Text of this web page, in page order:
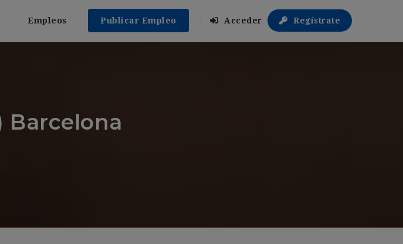
Empleos Publicar Empleo Acceder Regístrate
Barcelona